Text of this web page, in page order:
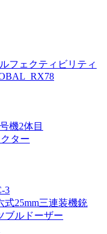
フェクティビリティ
機2体目
ター
3
式25mm三連装機銃
ブルドーザー